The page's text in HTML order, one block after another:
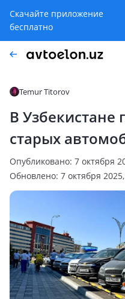
Скачайте приложение
бесплатно
Temur Titorov
В Узбекистане
старых
Опубликовано: 7 октября
Обновлено: 7 октября